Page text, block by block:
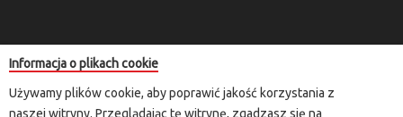
Rozliczenia transakcji kartą płatniczą i e-przelewem przeprowadzane
są za pośrednictwem przelewy24.pl lub paypal
Informacja o plikach cookie
Używamy plików cookie, aby poprawić jakość korzystania z
naszej witryny. Przeglądając tę witrynę, zgadzasz się na